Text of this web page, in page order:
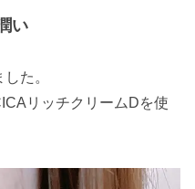
い
た。
リッチクリームDを使